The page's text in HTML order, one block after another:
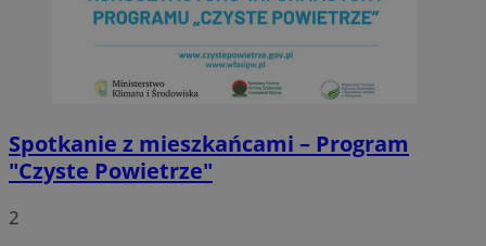
Spotkanie z mieszkańcami – Program
"Czyste Powietrze"
2